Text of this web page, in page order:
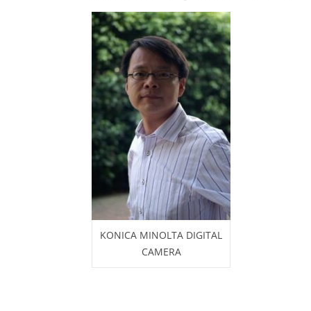
KONICA MINOLTA DIGITAL
CAMERA